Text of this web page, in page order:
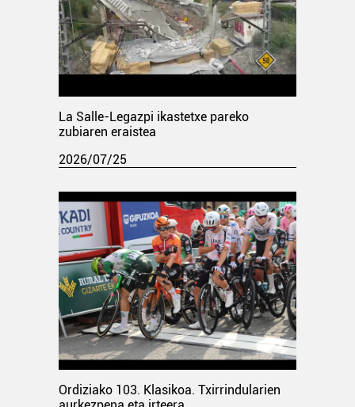
La Salle-Legazpi ikastetxe pareko
zubiaren eraistea
2026/07/25
Ordiziako 103. Klasikoa. Txirrindularien